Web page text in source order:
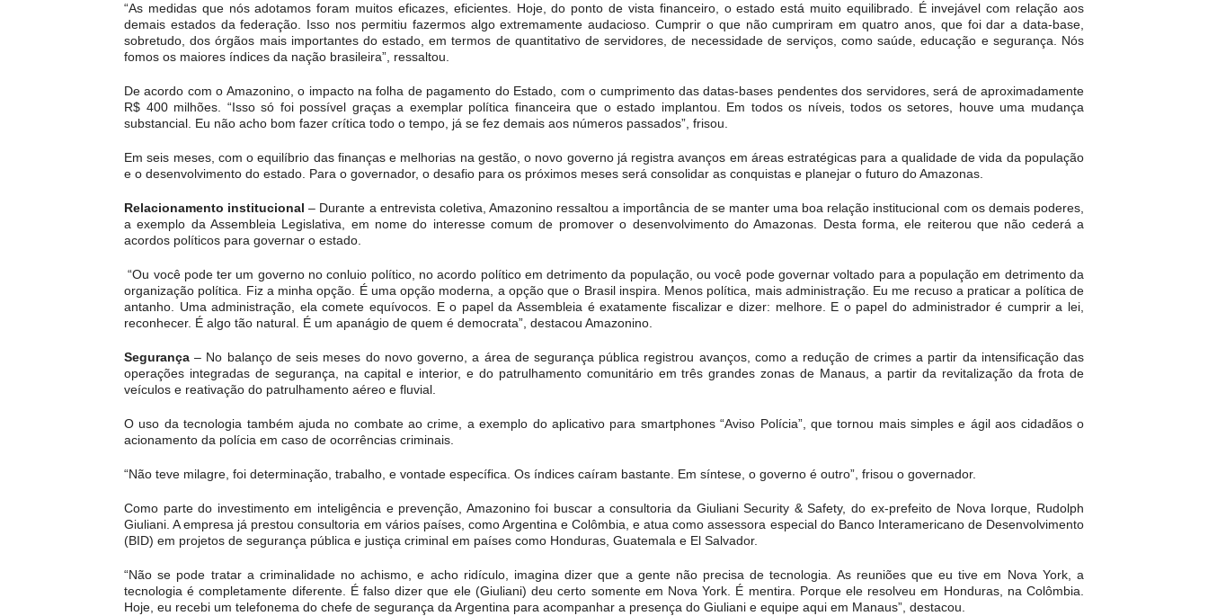
“As medidas que nós adotamos foram muitos eficazes, eficientes. Hoje, do ponto de vista financeiro, o estado está muito equilibrado. É invejável com relação aos
demais estados da federação. Isso nos permitiu fazermos algo extremamente audacioso. Cumprir o que não cumpriram em quatro anos, que foi dar a data-base,
sobretudo, dos órgãos mais importantes do estado, em termos de quantitativo de servidores, de necessidade de serviços, como saúde, educação e segurança. Nós
fomos os maiores índices da nação brasileira”, ressaltou.
De acordo com o Amazonino, o impacto na folha de pagamento do Estado, com o cumprimento das datas-bases pendentes dos servidores, será de aproximadamente
R$ 400 milhões. “Isso só foi possível graças a exemplar política financeira que o estado implantou. Em todos os níveis, todos os setores, houve uma mudança
substancial. Eu não acho bom fazer crítica todo o tempo, já se fez demais aos números passados”, frisou.
Em seis meses, com o equilíbrio das finanças e melhorias na gestão, o novo governo já registra avanços em áreas estratégicas para a qualidade de vida da população
e o desenvolvimento do estado. Para o governador, o desafio para os próximos meses será consolidar as conquistas e planejar o futuro do Amazonas.
Relacionamento institucional – Durante a entrevista coletiva, Amazonino ressaltou a importância de se manter uma boa relação institucional com os demais poderes,
a exemplo da Assembleia Legislativa, em nome do interesse comum de promover o desenvolvimento do Amazonas. Desta forma, ele reiterou que não cederá a
acordos políticos para governar o estado.
“Ou você pode ter um governo no conluio político, no acordo político em detrimento da população, ou você pode governar voltado para a população em detrimento da
organização política. Fiz a minha opção. É uma opção moderna, a opção que o Brasil inspira. Menos política, mais administração. Eu me recuso a praticar a política de
antanho. Uma administração, ela comete equívocos. E o papel da Assembleia é exatamente fiscalizar e dizer: melhore. E o papel do administrador é cumprir a lei,
reconhecer. É algo tão natural. É um apanágio de quem é democrata”, destacou Amazonino.
Segurança – No balanço de seis meses do novo governo, a área de segurança pública registrou avanços, como a redução de crimes a partir da intensificação das
operações integradas de segurança, na capital e interior, e do patrulhamento comunitário em três grandes zonas de Manaus, a partir da revitalização da frota de
veículos e reativação do patrulhamento aéreo e fluvial.
O uso da tecnologia também ajuda no combate ao crime, a exemplo do aplicativo para smartphones “Aviso Polícia”, que tornou mais simples e ágil aos cidadãos o
acionamento da polícia em caso de ocorrências criminais.
“Não teve milagre, foi determinação, trabalho, e vontade específica. Os índices caíram bastante. Em síntese, o governo é outro”, frisou o governador.
Como parte do investimento em inteligência e prevenção, Amazonino foi buscar a consultoria da Giuliani Security & Safety, do ex-prefeito de Nova Iorque, Rudolph
Giuliani. A empresa já prestou consultoria em vários países, como Argentina e Colômbia, e atua como assessora especial do Banco Interamericano de Desenvolvimento
(BID) em projetos de segurança pública e justiça criminal em países como Honduras, Guatemala e El Salvador.
“Não se pode tratar a criminalidade no achismo, e acho ridículo, imagina dizer que a gente não precisa de tecnologia. As reuniões que eu tive em Nova York, a
tecnologia é completamente diferente. É falso dizer que ele (Giuliani) deu certo somente em Nova York. É mentira. Porque ele resolveu em Honduras, na Colômbia.
Hoje, eu recebi um telefonema do chefe de segurança da Argentina para acompanhar a presença do Giuliani e equipe aqui em Manaus”, destacou.